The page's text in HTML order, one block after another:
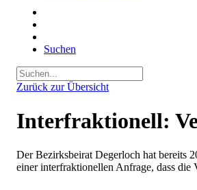
Suchen
Zurück zur Übersicht
Interfraktionell:
Der Bezirksbeirat Degerloch hat bereits
einer interfraktionellen Anfrage, dass die